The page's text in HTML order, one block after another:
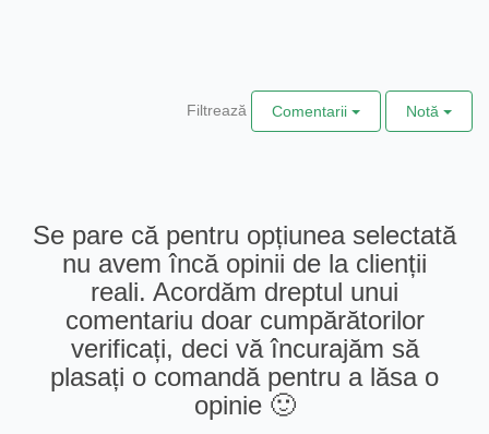
Filtrează Comentarii Notă
Se pare că pentru opțiunea selectată
nu avem încă opinii de la clienții
reali. Acordăm dreptul unui
comentariu doar cumpărătorilor
verificați, deci vă încurajăm să
plasați o comandă pentru a lăsa o
opinie 🙂